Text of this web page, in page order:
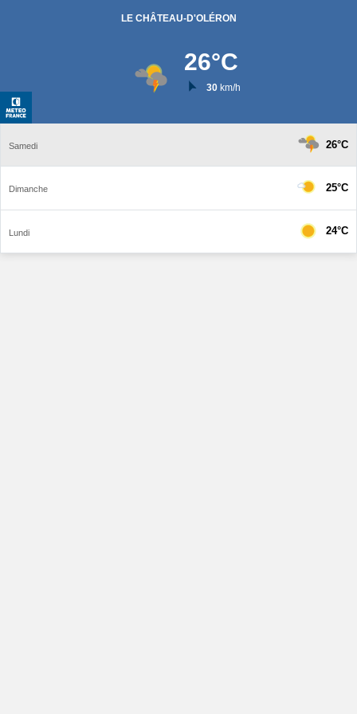
LE CHÂTEAU-D'OLÉRON
26°C
30km/h
Samedi 26°C
Dimanche 25°C
Lundi 24°C